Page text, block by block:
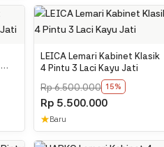
LEICA Lemari Kabinet Klasik
4 Pintu 3 Laci Kayu Jati
Rp6.500.000 15%
Rp 5.500.000
★ Baru